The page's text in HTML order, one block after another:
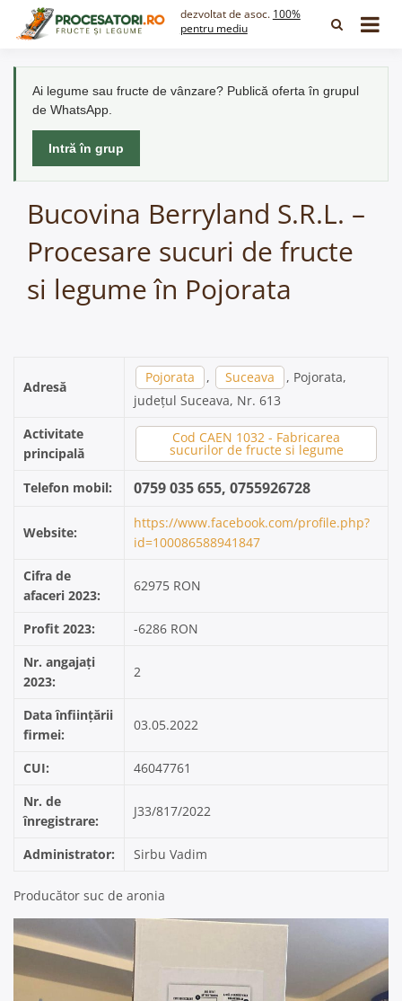
dezvoltat de asoc. 100%
pentru mediu
Ai legume sau fructe de vânzare? Publică oferta în grupul
de WhatsApp.
Intră în grup
Bucovina Berryland S.R.L. –
Procesare sucuri de fructe
si legume în Pojorata
Adresă
Pojorata , Suceava
, Pojorata,
județul Suceava, Nr. 613
Activitate
principală
Cod CAEN 1032 - Fabricarea
sucurilor de fructe si legume
Telefon mobil: 0759 035 655, 0755926728
Website:
https://www.facebook.com/profile.php?
id=100086588941847
Cifra de
afaceri 2023:
62975 RON
Profit 2023:
-6286 RON
Nr. angajați
2023:
2
Data înființării
firmei:
03.05.2022
CUI:
46047761
Nr. de
înregistrare:
J33/817/2022
Administrator: Sirbu Vadim
Producător suc de aronia